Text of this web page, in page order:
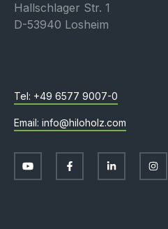
Hallschlager Str. 1
D-53940 Losheim
+49 6577 9007-0
info@hiloholz.com